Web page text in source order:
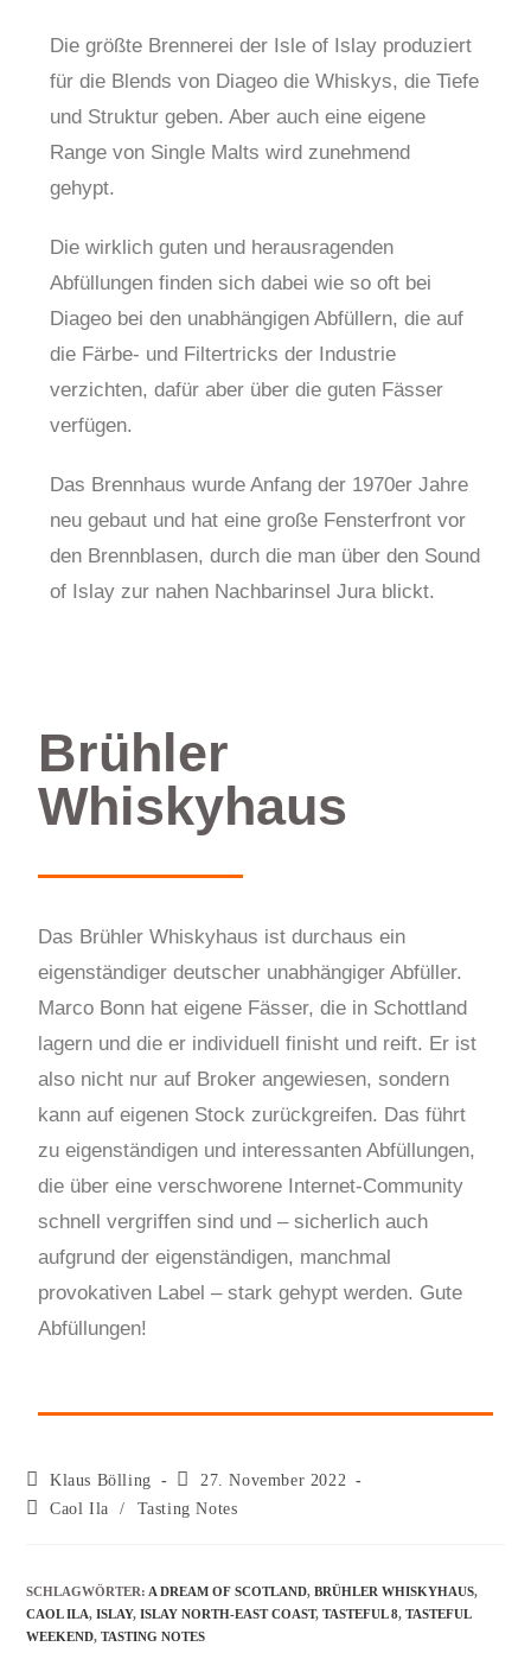
Die größte Brennerei der Isle of Islay produziert
für die Blends von Diageo die Whiskys, die Tiefe
und Struktur geben. Aber auch eine eigene
Range von Single Malts wird zunehmend
gehypt.
Die wirklich guten und herausragenden
Abfüllungen finden sich dabei wie so oft bei
Diageo bei den unabhängigen Abfüllern, die auf
die Färbe- und Filtertricks der Industrie
verzichten, dafür aber über die guten Fässer
verfügen.
Das Brennhaus wurde Anfang der 1970er Jahre
neu gebaut und hat eine große Fensterfront vor
den Brennblasen, durch die man über den Sound
of Islay zur nahen Nachbarinsel Jura blickt.
Brühler
Whiskyhaus
Das Brühler Whiskyhaus ist durchaus ein
eigenständiger deutscher unabhängiger Abfüller.
Marco Bonn hat eigene Fässer, die in Schottland
lagern und die er individuell finisht und reift. Er ist
also nicht nur auf Broker angewiesen, sondern
kann auf eigenen Stock zurückgreifen. Das führt
zu eigenständigen und interessanten Abfüllungen,
die über eine verschworene Internet-Community
schnell vergriffen sind und – sicherlich auch
aufgrund der eigenständigen, manchmal
provokativen Label – stark gehypt werden. Gute
Abfüllungen!
Klaus Bölling
27. November 2022
Caol Ila
/ Tasting Notes
SCHLAGWÖRTER: A DREAM OF SCOTLAND, BRÜHLER WHISKYHAUS,
CAOL ILA, ISLAY, ISLAY NORTH-EAST COAST, TASTEFUL 8, TASTEFUL
WEEKEND, TASTING NOTES